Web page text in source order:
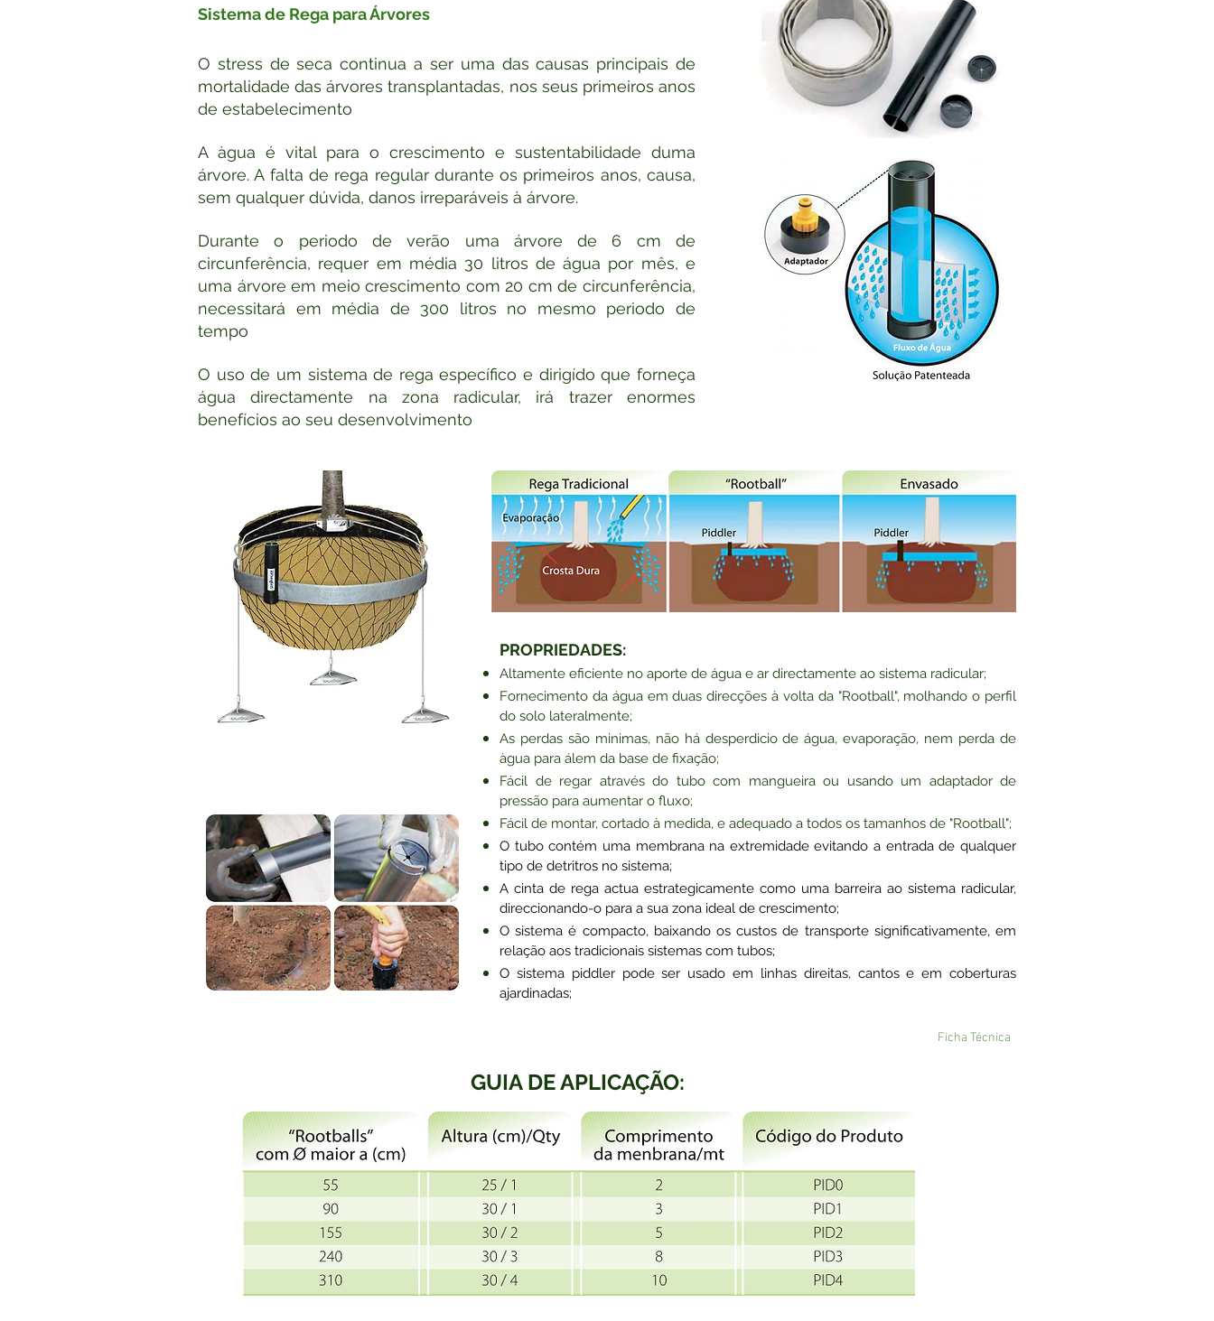
Sistema de Rega para Árvores
O stress de seca continua a ser uma das causas principais de
mortalidade das árvores transplantadas, nos seus primeiros anos
de estabelecimento
A àgua é vital para o crescimento e sustentabilidade duma
árvore. A falta de rega regular durante os primeiros anos, causa,
sem qualquer dúvida, danos irreparáveis à árvore.
Durante o periodo de verão uma árvore de 6 cm de
circunferência, requer em média 30 litros de água por mês, e
uma árvore em meio crescimento com 20 cm de circunferência,
necessitará em média de 300 litros no mesmo periodo de
tempo
O uso de um sistema de rega específico e dirigído que forneça
água directamente na zona radicular, irá trazer enormes
benefícios ao seu desenvolvimento
PROPRIEDADES:
Altamente eficiente no aporte de água e ar directamente ao sistema radicular;
Fornecimento da água em duas direcções à volta da "Rootball", molhando o perfil
do solo lateralmente;
As perdas são minimas, não há desperdicio de água, evaporação, nem perda de
àgua para álem da base de fixação;
Fácil de regar através do tubo com mangueira ou usando um adaptador de
pressão para aumentar o fluxo;
Fácil de montar, cortado à medida, e adequado a todos os tamanhos de "Rootball";
O tubo contém uma membrana na extremidade evitando a entrada de qualquer
tipo de detritros no sistema;
A cinta de rega actua estrategicamente como uma barreira ao sistema radicular,
direccionando-o para a sua zona ideal de crescimento;
O sistema é compacto, baixando os custos de transporte significativamente, em
relação aos tradicionais sistemas com tubos;
O sistema piddler pode ser usado em linhas direitas, cantos e em coberturas
ajardinadas;
Ficha Técnica
GUIA DE APLICAÇÃO: